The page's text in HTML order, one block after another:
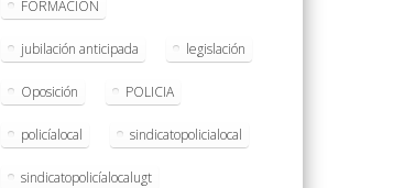
FORMACIÓN
jubilación anticipada legislación
Oposición POLICIA
policíalocal sindicatopolicialocal
sindicatopolicíalocalugt